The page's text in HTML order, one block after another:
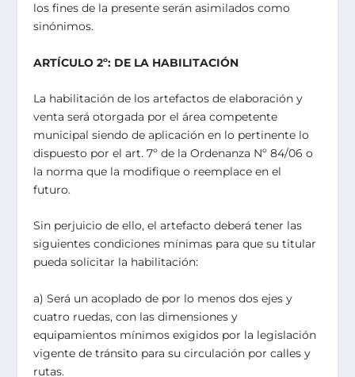
los fines de la presente serán asimilados como
sinónimos.
ARTÍCULO 2º: DE LA HABILITACIÓN
La habilitación de los artefactos de elaboración y
venta será otorgada por el área competente
municipal siendo de aplicación en lo pertinente lo
dispuesto por el art. 7º de la Ordenanza Nº 84/06 o
la norma que la modifique o reemplace en el
futuro.
Sin perjuicio de ello, el artefacto deberá tener las
siguientes condiciones mínimas para que su titular
pueda solicitar la habilitación:
a) Será un acoplado de por lo menos dos ejes y
cuatro ruedas, con las dimensiones y
equipamientos mínimos exigidos por la legislación
vigente de tránsito para su circulación por calles y
rutas.